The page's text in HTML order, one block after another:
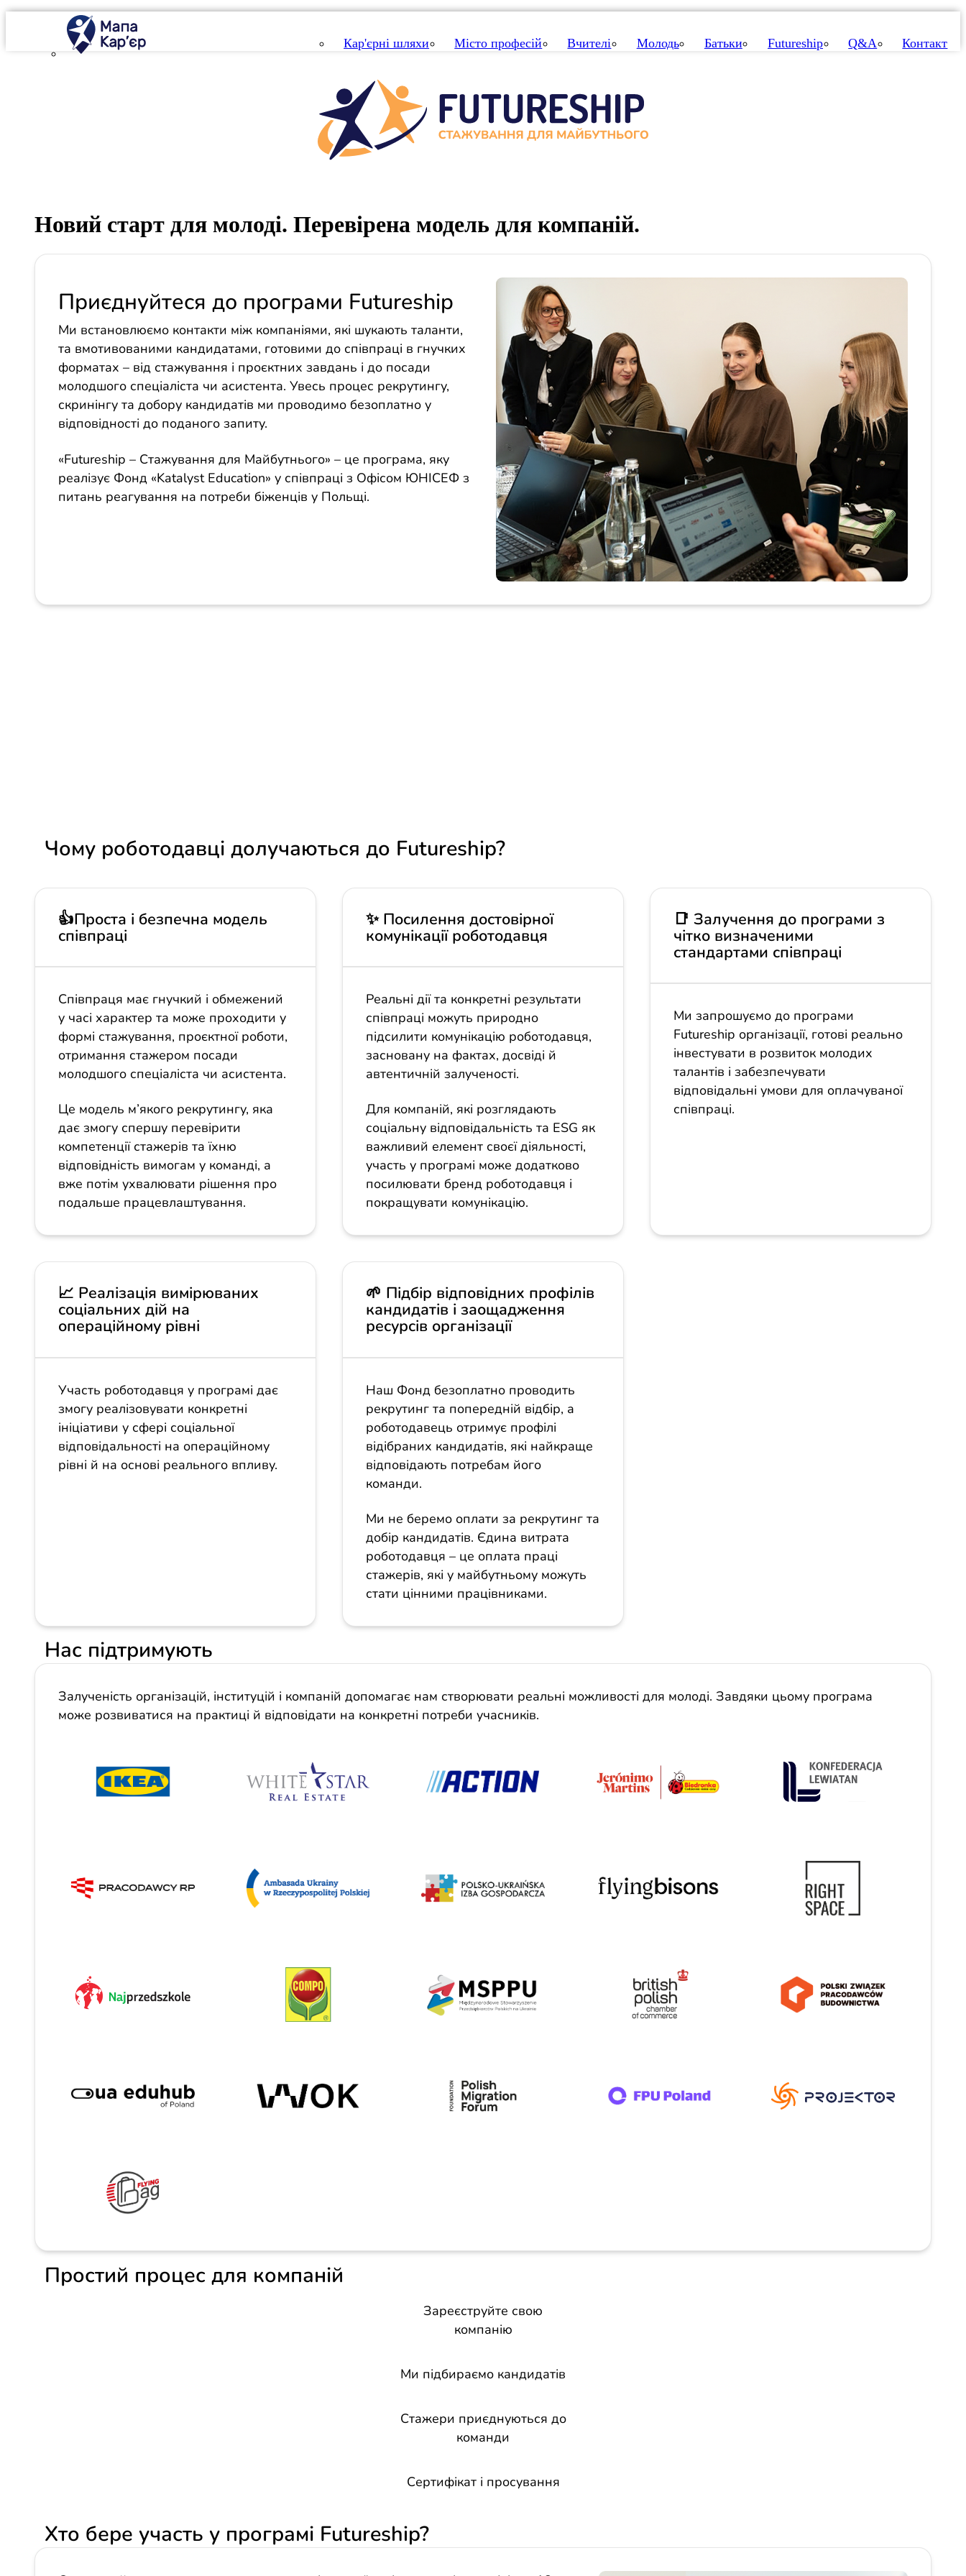
Кар'єрні шляхи Місто професій Вчителі Молодь Батьки Futureship Q&A Контакт
Mapa Karier v 4.0.0
Новий старт для молоді. Перевірена модель для компаній.
Приєднуйтеся до програми Futureship
Ми встановлюємо контакти між компаніями, які шукають таланти,
та вмотивованими кандидатами, готовими до співпраці в гнучких
форматах – від стажування і проєктних завдань і до посади
молодшого спеціаліста чи асистента. Увесь процес рекрутингу,
скринінгу та добору кандидатів ми проводимо безоплатно у
відповідності до поданого запиту.
«Futureship – Стажування для Майбутнього» – це програма, яку
реалізує Фонд «Katalyst Education» у співпраці з Офісом ЮНІСЕФ з
питань реагування на потреби біженців у Польщі.
Чому роботодавці долучаються до Futureship?
👍Проста і безпечна модель
співпраці
Співпраця має гнучкий і обмежений
у часі характер та може проходити у
формі стажування, проєктної роботи,
отримання стажером посади
молодшого спеціаліста чи асистента.
Це модель м’якого рекрутингу, яка
дає змогу спершу перевірити
компетенції стажерів та їхню
відповідність вимогам у команді, а
вже потім ухвалювати рішення про
подальше працевлаштування.
✨ Посилення достовірної
комунікації роботодавця
Реальні дії та конкретні результати
співпраці можуть природно
підсилити комунікацію роботодавця,
засновану на фактах, досвіді й
автентичній залученості.
Для компаній, які розглядають
соціальну відповідальність та ESG як
важливий елемент своєї діяльності,
участь у програмі може додатково
посилювати бренд роботодавця і
покращувати комунікацію.
📑 Залучення до програми з
чітко визначеними
стандартами співпраці
Ми запрошуємо до програми
Futureship організації, готові реально
інвестувати в розвиток молодих
талантів і забезпечувати
відповідальні умови для оплачуваної
співпраці.
📈 Реалізація вимірюваних
соціальних дій на
операційному рівні
Участь роботодавця у програмі дає
змогу реалізовувати конкретні
ініціативи у сфері соціальної
відповідальності на операційному
рівні й на основі реального впливу.
🌱 Підбір відповідних профілів
кандидатів і заощадження
ресурсів організації
Наш Фонд безоплатно проводить
рекрутинг та попередній відбір, а
роботодавець отримує профілі
відібраних кандидатів, які найкраще
відповідають потребам його
команди.
Ми не беремо оплати за рекрутинг та
добір кандидатів. Єдина витрата
роботодавця – це оплата праці
стажерів, які у майбутньому можуть
стати цінними працівниками.
Нас підтримують
Залученість організацій, інституцій і компаній допомагає нам створювати реальні можливості для молоді. Завдяки цьому програма
може розвиватися на практиці й відповідати на конкретні потреби учасників.
Простий процес для компаній
Зареєструйте свою
компанію
Ми підбираємо кандидатів
Стажери приєднуються до
команди
Сертифікат і просування
Хто бере участь у програмі Futureship?